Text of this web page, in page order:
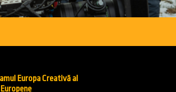
Europa Creativă al